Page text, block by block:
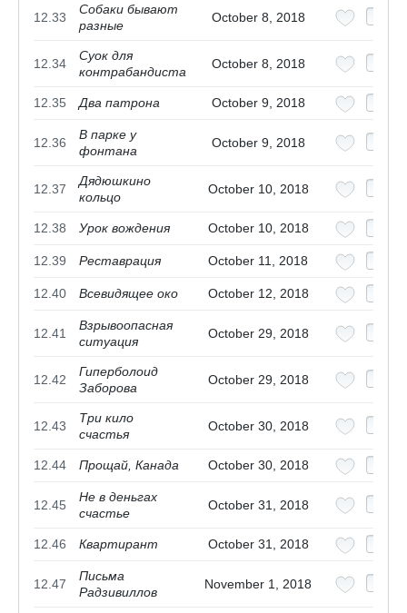
12.33
Собаки бывают
разные
October 8, 2018
12.34
Суок для
контрабандиста
October 8, 2018
12.35 Два патрона October 9, 2018
12.36
В парке у
фонтана
October 9, 2018
12.37
Дядюшкино
кольцо
October 10, 2018
12.38 Урок вождения October 10, 2018
12.39 Реставрация October 11, 2018
12.40 Всевидящее око October 12, 2018
12.41
Взрывоопасная
ситуация
October 29, 2018
12.42
Гиперболоид
Заборова
October 29, 2018
12.43
Три кило
счастья
October 30, 2018
12.44 Прощай, Канада October 30, 2018
12.45
Не в деньгах
счастье
October 31, 2018
12.46 Квартирант October 31, 2018
12.47
Письма
Радзивиллов
November 1, 2018